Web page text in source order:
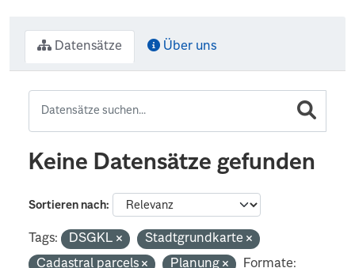
Datensätze Über uns
Keine Datensätze gefunden
Sortieren nach
Tags: DSGKL
Stadtgrundkarte
Cadastral parcels
Planung
Formate: